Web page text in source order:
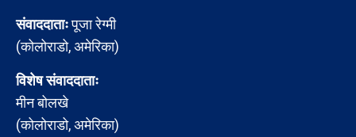
संवाददाताःपूजा रेग्मी
(कोलोराडो, अमेरिका)
विशेष संवाददाताः
मीन बोलखे
(कोलोराडो, अमेरिका)